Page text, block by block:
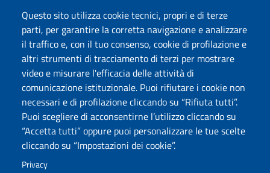
Questo sito utilizza cookie tecnici, propri e di terze
parti, per garantire la corretta navigazione e analizzare
il traffico e, con il tuo consenso, cookie di profilazione e
altri strumenti di tracciamento di terzi per mostrare
video e misurare l'efficacia delle attività di
comunicazione istituzionale. Puoi rifiutare i cookie non
necessari e di profilazione cliccando su “Rifiuta tutti”.
Puoi scegliere di acconsentirne l’utilizzo cliccando su
“Accetta tutti” oppure puoi personalizzare le tue scelte
cliccando su “Impostazioni dei cookie”.
Privacy
Università degli Studi di Sassari
Struttura di Raccordo
Facoltà di Medicina e Chirurgia
Viale San Pietro 43/B, 07100 Sassari
Fax 079 228213
Dichiarazione di accessibilità
Posta elettronica @uniss.it
Protocollo
Seguici su